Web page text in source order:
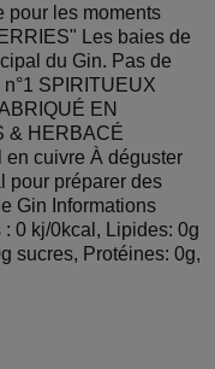
pour les moments
Les baies de
du Gin. Pas de
SPIRITUEUX
EN
& HERBACÉ
cuivre À déguster
pour préparer des
Gin Informations
0 kj/0kcal, Lipides: 0g
sucres, Protéines: 0g,